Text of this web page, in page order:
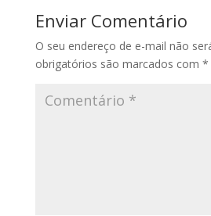
Enviar Comentário
O seu endereço de e-mail não
obrigatórios são marcados com *